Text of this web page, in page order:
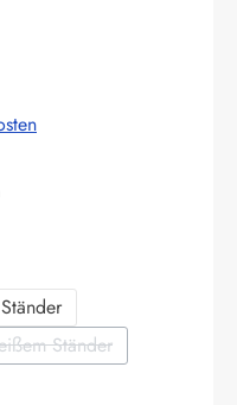
verfügbar.)
verfügbar.)
Ständer
(Diese Option ist zurzeit